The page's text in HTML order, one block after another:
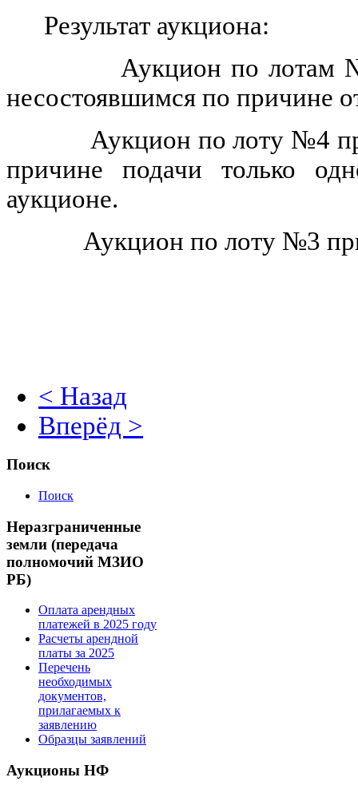
Результат аукциона:
Аукцион по
несостоявшимся по причине
Аукцион по лоту №4
причине подачи только
аукционе.
Аукцион по лоту №3
< Назад
Вперёд >
Поиск
Поиск
Неразграниченные
земли (передача
полномочий МЗИО
РБ)
Оплата арендных
платежей в 2025 году
Расчеты арендной
платы за 2025
Перечень
необходимых
документов,
прилагаемых к
заявлению
Образцы заявлений
Аукционы НФ